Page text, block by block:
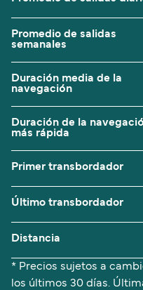
Promedio de salidas
semanales
Duración media de la
navegación
Duración de la
más rápida
Primer transbordador
Último transbordador
Distancia
* Precios sujetos a
los últimos 30 días.